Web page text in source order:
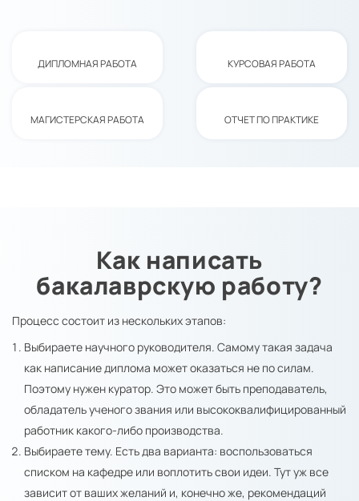
ДИПЛОМНАЯ РАБОТА КУРСОВАЯ РАБОТА
МАГИСТЕРСКАЯ РАБОТА ОТЧЕТ ПО ПРАКТИКЕ
Как написать
бакалаврскую работу?
Процесс состоит из нескольких этапов:
Выбираете научного руководителя. Самому такая задача
как написание диплома может оказаться не по силам.
Поэтому нужен куратор. Это может быть преподаватель,
обладатель ученого звания или высококвалифицированный
работник какого-либо производства.
Выбираете тему. Есть два варианта: воспользоваться
списком на кафедре или воплотить свои идеи. Тут уж все
зависит от ваших желаний и, конечно же, рекомендаций